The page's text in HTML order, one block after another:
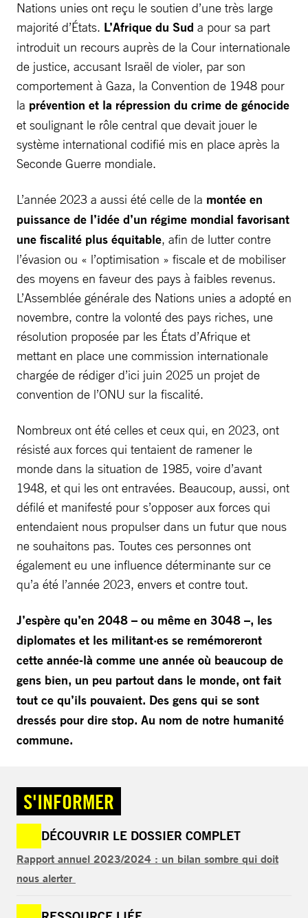
Nations unies ont reçu le soutien d’une très large
majorité d’États. L’Afrique du Sud a pour sa part
introduit un recours auprès de la Cour internationale
de justice, accusant Israël de violer, par son
comportement à Gaza, la Convention de 1948 pour
la prévention et la répression du crime de génocide
et soulignant le rôle central que devait jouer le
système international codifié mis en place après la
Seconde Guerre mondiale.
L’année 2023 a aussi été celle de la montée en
puissance de l’idée d’un régime mondial favorisant
une fiscalité plus équitable, afin de lutter contre
l’évasion ou « l’optimisation » fiscale et de mobiliser
des moyens en faveur des pays à faibles revenus.
L’Assemblée générale des Nations unies a adopté en
novembre, contre la volonté des pays riches, une
résolution proposée par les États d’Afrique et
mettant en place une commission internationale
chargée de rédiger d’ici juin 2025 un projet de
convention de l’ONU sur la fiscalité.
Nombreux ont été celles et ceux qui, en 2023, ont
résisté aux forces qui tentaient de ramener le
monde dans la situation de 1985, voire d’avant
1948, et qui les ont entravées. Beaucoup, aussi, ont
défilé et manifesté pour s’opposer aux forces qui
entendaient nous propulser dans un futur que nous
ne souhaitons pas. Toutes ces personnes ont
également eu une influence déterminante sur ce
qu’a été l’année 2023, envers et contre tout.
J’espère qu’en 2048 – ou même en 3048 –, les
diplomates et les militant·es se remémoreront
cette année-là comme une année où beaucoup de
gens bien, un peu partout dans le monde, ont fait
tout ce qu’ils pouvaient. Des gens qui se sont
dressés pour dire stop. Au nom de notre humanité
commune.
S'INFORMER
DÉCOUVRIR LE DOSSIER COMPLET
Rapport annuel 2023/2024 : un bilan sombre qui doit
nous alerter